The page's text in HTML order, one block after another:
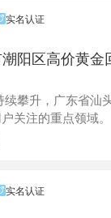
实名认证
阳区高价黄金
攀升，广东省汕
关注的重点领域
实名认证